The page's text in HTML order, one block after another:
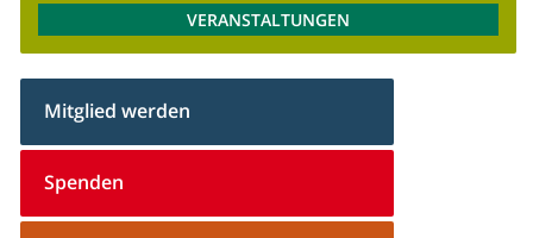
VERANSTALTUNGEN
Mitglied werden
Spenden